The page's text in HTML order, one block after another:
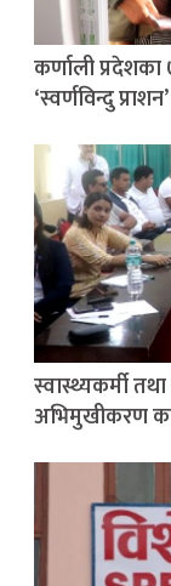
कर्णाली
‘स्वर्णविन्दु
स्वास्थ्यकर्मी
अभिमुखीकरण